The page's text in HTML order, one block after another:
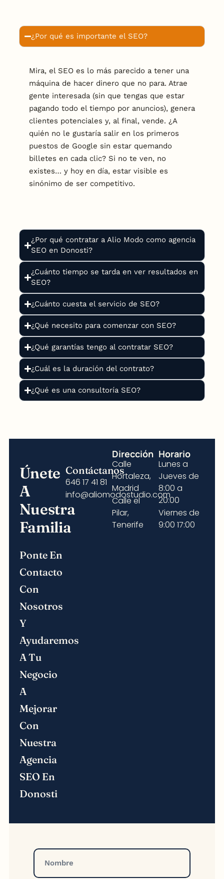
¿Por qué es importante el SEO?
Mira, el SEO es lo más parecido a tener una
máquina de hacer dinero que no para. Atrae
gente interesada (sin que tengas que estar
pagando todo el tiempo por anuncios), genera
clientes potenciales y, al final, vende. ¿A
quién no le gustaría salir en los primeros
puestos de Google sin estar quemando
billetes en cada clic? Si no te ven, no
existes… y hoy en día, estar visible es
sinónimo de ser competitivo.
¿Por qué contratar a Alio Modo como agencia
SEO en Donosti?
¿Cuánto tiempo se tarda en ver resultados en
SEO?
¿Cuánto cuesta el servicio de SEO?
¿Qué necesito para comenzar con SEO?
¿Qué garantías tengo al contratar SEO?
¿Cuál es la duración del contrato?
¿Qué es una consultoría SEO?
Únete
A
Nuestra
Familia
Ponte En
Contacto
Con
Nosotros
Y
Ayudaremos
A Tu
Negocio
A
Mejorar
Con
Nuestra
Agencia
SEO En
Donosti
Contáctanos
646 17 41 81
info@aliomodostudio.com
Dirección
Calle
Hortaleza,
Madrid
Calle el
Pilar,
Tenerife
Horario
Lunes a
Jueves de
8:00 a
20:00
Viernes de
9:00 17:00